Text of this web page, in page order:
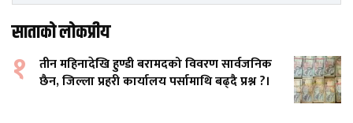
साताको लोकप्रीय
१
तीन महिनादेखि हुण्डी बरामदको विवरण सार्वजनिक
छैन, जिल्ला प्रहरी कार्यालय पर्सामाथि बढ्दै प्रश्न ?।